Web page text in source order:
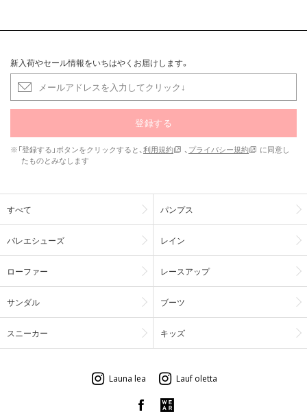
新入荷やセール情報をいちはやくお届けします。
登録する
※「登録する」ボタンをクリックすると、利用規約 、 プライバシー規約
に同意し
たものとみなします
すべて パンプス
バレエシューズ レイン
ローファー レースアップ
サンダル ブーツ
スニーカー キッズ
Launa lea Lauf oletta